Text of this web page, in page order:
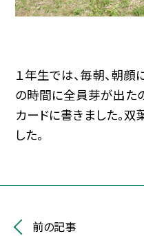
１年生では、毎朝、朝顔
の時間に全員芽が出た
カードに書きました。
した。
前の記事